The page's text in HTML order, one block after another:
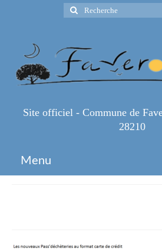
Rechercher
:
Site officiel - Commune de
28210
Menu
Infos Pratiques